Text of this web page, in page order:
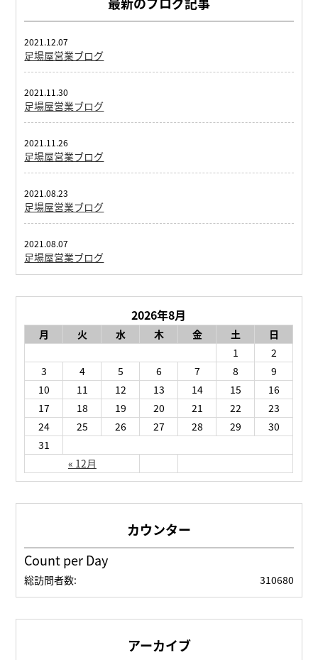
足場屋営業ブログ
2021.12.07
足場屋営業ブログ
2021.11.30
足場屋営業ブログ
2021.11.26
足場屋営業ブログ
2021.08.23
足場屋営業ブログ
2021.08.07
2026年8月
月 火 水 木 金 土 日
« 12月
1
2
3
4 5 6 7 8
9
10
11 12 13 14 15
16
17
18 19 20 21 22
23
24
25 26 27 28 29
30
31
Count per Day
310680
総訪問者数:
アーカイブ